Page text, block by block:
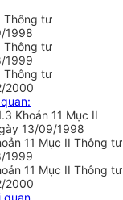
Thông tư
1998
Thông tư
1999
Thông tư
2000
Khoản 11 Mục II
13/09/1998
11 Mục II Thông tư
1999
11 Mục II Thông tư
2000
quan.